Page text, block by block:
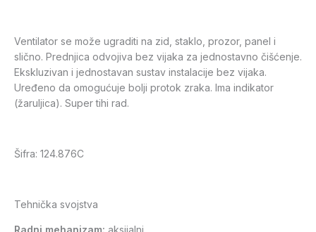
Ventilator se može ugraditi na zid, staklo, prozor, panel i
slično. Prednjica odvojiva bez vijaka za jednostavno čišćenje.
Ekskluzivan i jednostavan sustav instalacije bez vijaka.
Uređeno da omogućuje bolji protok zraka. Ima indikator
(žaruljica). Super tihi rad.
Šifra: 124.876C
Tehnička svojstva